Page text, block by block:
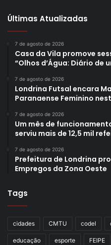
Últimas Atualizadas
7 de agosto de 2026
Casa da Vila promove
“Olhos d’Água: Diário de
7 de agosto de 2026
Londrina Futsal encara
Paranaense Feminino
7 de agosto de 2026
Um mês de
serviu mais de 12,5 mil
7 de agosto de 2026
Prefeitura de Londrina
Empregos da Zona Oeste
Tags
cidades CMTU codel
educação esporte FEIPE